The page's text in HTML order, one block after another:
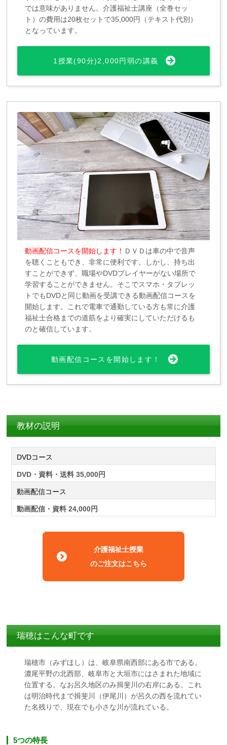
では意味がありません。介護福祉士講座（全巻セッ
ト）の費用は20枚セットで35,000円（テキスト代別）
となっています。
1授業(90分)2,000円弱の講義
動画配信コースを開始します！ ＤＶＤは車の中で音声
を聴くこともでき、非常に便利です。しかし、持ち出
すことができず、職場やDVDプレイヤーがない場所で
学習することができません。そこでスマホ・タブレッ
トでもDVDと同じ動画を受講できる動画配信コースを
開始します。これで電車で通勤している方も常に介護
福祉士合格までの道筋をより確実にしていただけるも
のと確信しています。
動画配信コースを開始します！
教材の説明
DVDコース
DVD・資料・送料 35,000円
動画配信コース
動画配信・資料 24,000円
介護福祉士授業
のご注文はこちら
瑞穂はこんな町です
瑞穂市（みずほし）は、岐阜県南西部にある市である。
濃尾平野の北西部、岐阜市と大垣市にはさまれた地域に
位置する。なお呂久地区のみ揖斐川の右岸にある。これ
は明治時代まで揖斐川（伊尾川）が呂久の西を流れてい
た名残りで、現在でも小さな川が流れている。
5つの特長